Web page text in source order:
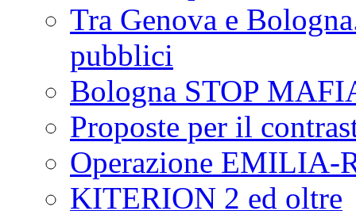
Tra Genova e
pubblici
Bologna STOP
Proposte per il
Operazione EMILIA-
KITERION 2 ed oltre